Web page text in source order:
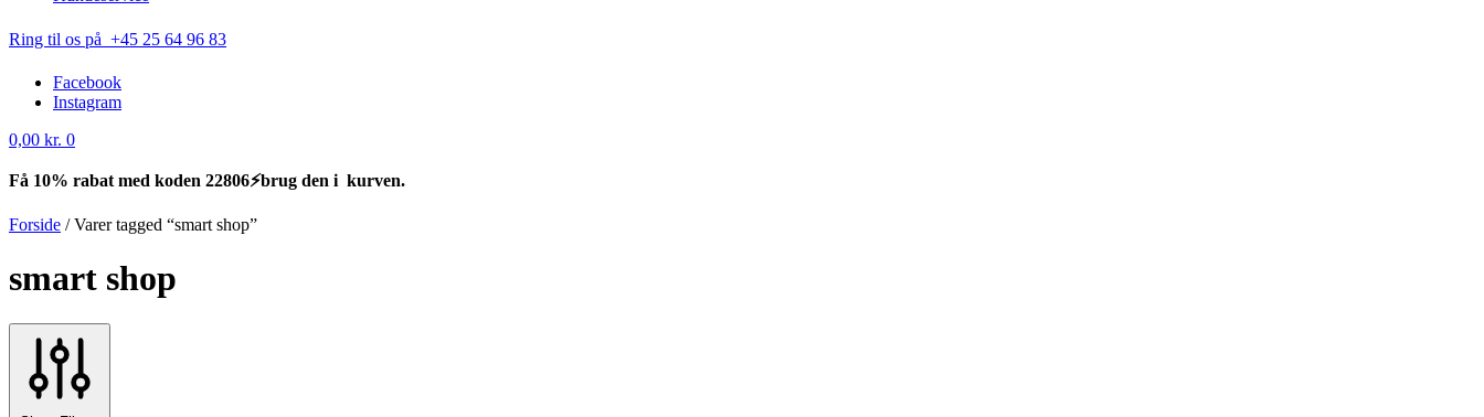
Ring til os på +45 25 64 96 83
Facebook
Instagram
0,00 kr. 0
Få 10% rabat med koden 22806⚡brug den i kurven.
Forside /Varer tagged “smart shop”
smart shop